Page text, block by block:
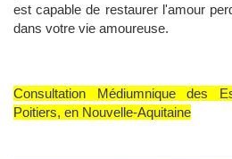
est capable de restaurer l'amour
dans votre vie amoureuse.
Consultation Médiumnique des
Poitiers, en Nouvelle-Aquitaine